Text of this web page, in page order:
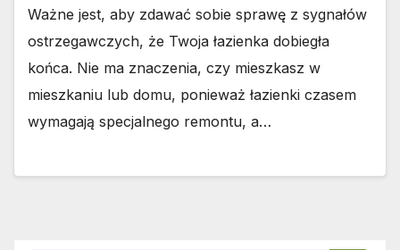
Ważne jest, aby zdawać sobie sprawę z sygnałów
ostrzegawczych, że Twoja łazienka dobiegła
końca. Nie ma znaczenia, czy mieszkasz w
mieszkaniu lub domu, ponieważ łazienki czasem
wymagają specjalnego remontu, a…